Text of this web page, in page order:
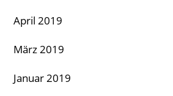
April 2019
März 2019
Januar 2019